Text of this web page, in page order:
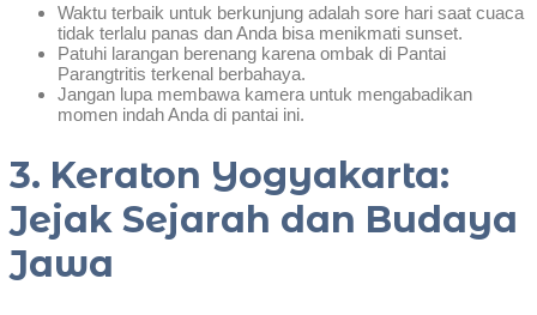
Waktu terbaik untuk berkunjung adalah sore hari saat cuaca
tidak terlalu panas dan Anda bisa menikmati sunset.
Patuhi larangan berenang karena ombak di Pantai
Parangtritis terkenal berbahaya.
Jangan lupa membawa kamera untuk mengabadikan
momen indah Anda di pantai ini.
3. Keraton Yogyakarta:
Jejak Sejarah dan Budaya
Jawa